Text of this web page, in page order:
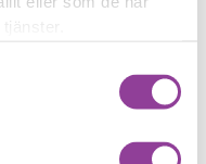
samma